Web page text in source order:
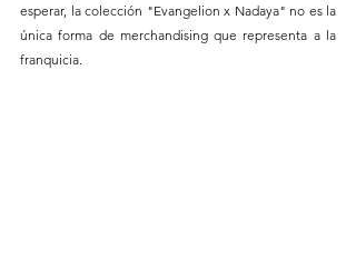
esperar, la colección "Evangelion x Nadaya" no es la
única forma de merchandising que representa a la
franquicia.